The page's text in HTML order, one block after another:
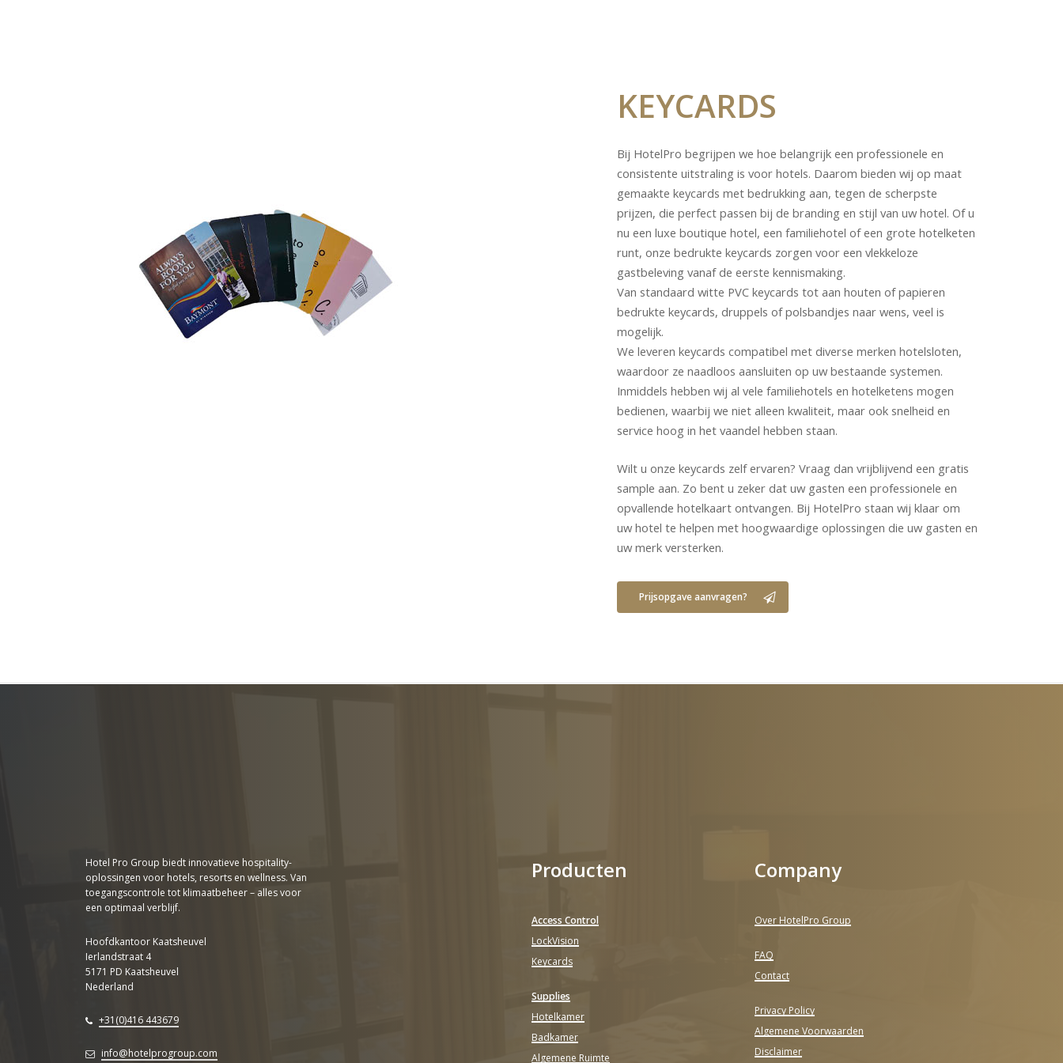
KEYCARDS
Bij HotelPro begrijpen we hoe belangrijk een professionele en
consistente uitstraling is voor hotels. Daarom bieden wij op maat
gemaakte keycards met bedrukking aan, tegen de scherpste
prijzen, die perfect passen bij de branding en stijl van uw hotel. Of u
nu een luxe boutique hotel, een familiehotel of een grote hotelketen
runt, onze bedrukte keycards zorgen voor een vlekkeloze
gastbeleving vanaf de eerste kennismaking.
Van standaard witte PVC keycards tot aan houten of papieren
bedrukte keycards, druppels of polsbandjes naar wens, veel is
mogelijk.
We leveren keycards compatibel met diverse merken hotelsloten,
waardoor ze naadloos aansluiten op uw bestaande systemen.
Inmiddels hebben wij al vele familiehotels en hotelketens mogen
bedienen, waarbij we niet alleen kwaliteit, maar ook snelheid en
service hoog in het vaandel hebben staan.
Wilt u onze keycards zelf ervaren? Vraag dan vrijblijvend een gratis
sample aan. Zo bent u zeker dat uw gasten een professionele en
opvallende hotelkaart ontvangen. Bij HotelPro staan wij klaar om
uw hotel te helpen met hoogwaardige oplossingen die uw gasten en
uw merk versterken.
Prijsopgave aanvragen?
Hotel Pro Group biedt innovatieve hospitality-
oplossingen voor hotels, resorts en wellness. Van
toegangscontrole tot klimaatbeheer – alles voor
een optimaal verblijf.
Hoofdkantoor Kaatsheuvel
Ierlandstraat 4
5171 PD Kaatsheuvel
Nederland
+31(0)416 443679
info@hotelprogroup.com
Producten
Access Control
LockVision
Keycards
Supplies
Hotelkamer
Badkamer
Algemene Ruimte
Company
Over HotelPro Group
FAQ
Contact
Privacy Policy
Algemene Voorwaarden
Disclaimer